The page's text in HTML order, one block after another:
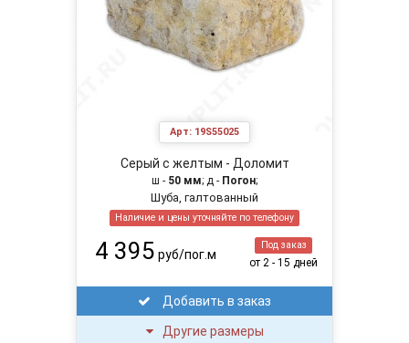
Арт: 19S55025
Серый с желтым - Доломит
ш - 50 мм; д - Погон;
Шуба, галтованный
Наличие и цены уточняйте по телефону
4 395 руб/пог.м
Под заказ
от 2 - 15 дней
Добавить в заказ
Другие размеры